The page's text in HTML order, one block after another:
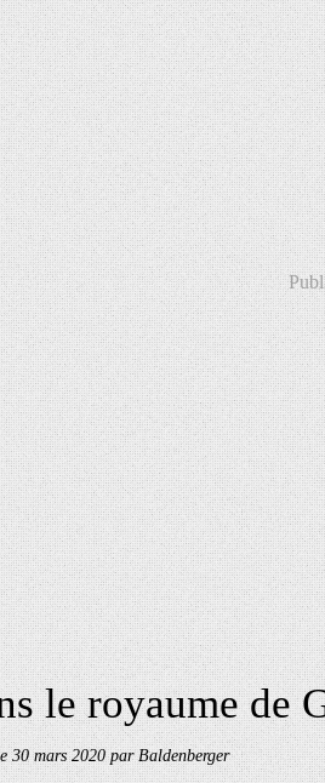
le royaume de
30 mars 2020par Baldenberger